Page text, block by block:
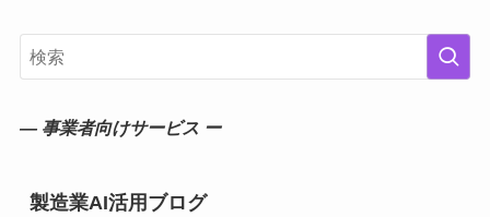
― 事業者向けサービス ー
製造業AI活用ブログ